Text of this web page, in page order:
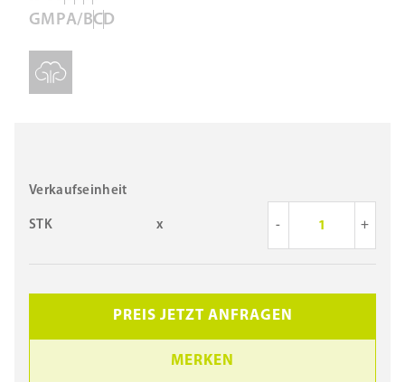
GMPA/BCD
Verkaufseinheit
STK x - +
PREIS JETZT ANFRAGEN
MERKEN